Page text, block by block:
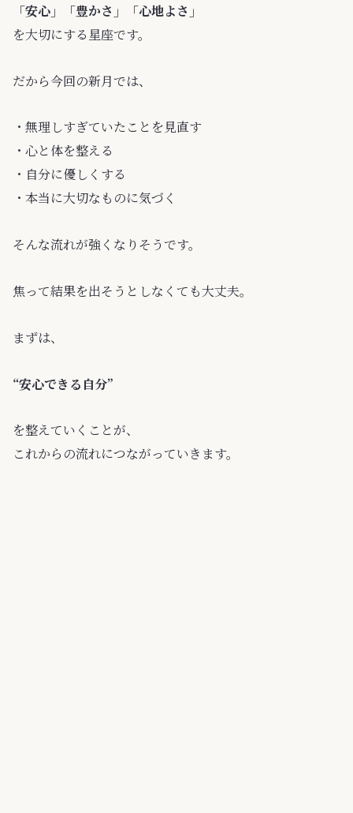
「安心」「豊かさ」「心地よさ」
を大切にする星座です。
だから今回の新月では、
・無理しすぎていたことを見直す
・心と体を整える
・自分に優しくする
・本当に大切なものに気づく
そんな流れが強くなりそうです。
焦って結果を出そうとしなくても大丈夫。
まずは、
“安心できる自分”
を整えていくことが、
これからの流れにつながっていきます。